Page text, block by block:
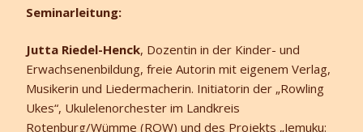
Seminarleitung:
Jutta Riedel-Henck, Dozentin in der Kinder- und
Erwachsenenbildung, freie Autorin mit eigenem Verlag,
Musikerin und Liedermacherin. Initiatorin der „Rowling
Ukes“, Ukulelenorchester im Landkreis
Rotenburg/Wümme (ROW) und des Projekts „Jemuku: